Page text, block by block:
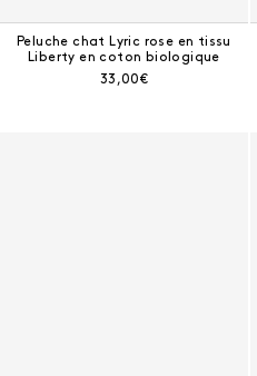
Peluche chat Lyric rose en tissu
Liberty en coton biologique
Prix courant :
33,00€